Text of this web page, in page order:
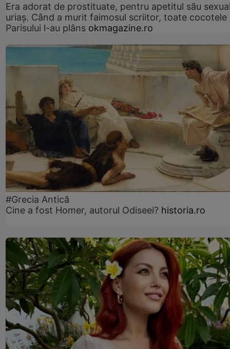
Era adorat de prostituate, pentru apetitul său
uriaș. Când a murit faimosul scriitor, toate cocotele
Parisului l-au plâns okmagazine.ro
#Grecia Antică
Cine a fost Homer, autorul Odiseei? historia.ro